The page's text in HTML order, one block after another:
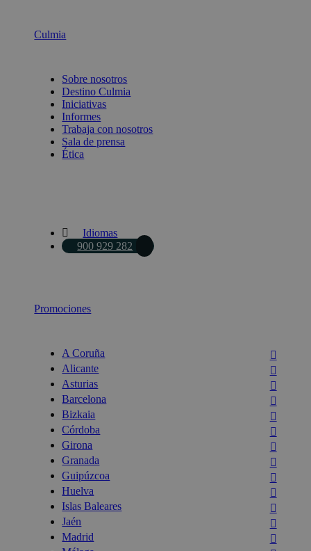
Culmia
Sobre nosotros
Destino Culmia
Iniciativas
Informes
Trabaja con nosotros
Sala de prensa
Ética
Idiomas
900 929 282
Promociones
A Coruña
Alicante
Asturias
Barcelona
Bizkaia
Córdoba
Girona
Granada
Guipúzcoa
Huelva
Islas Baleares
Jaén
Madrid